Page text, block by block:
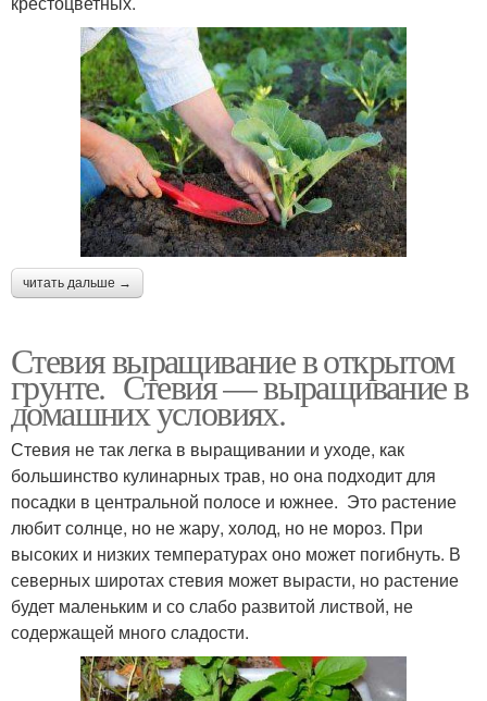
читать дальше →
Стевия выращивание в открытом
грунте. Стевия — выращивание в
домашних условиях.
Стевия не так легка в выращивании и уходе, как
большинство кулинарных трав, но она подходит для
посадки в центральной полосе и южнее. Это растение
любит солнце, но не жару, холод, но не мороз. При
высоких и низких температурах оно может погибнуть. В
северных широтах стевия может вырасти, но растение
будет маленьким и со слабо развитой листвой, не
содержащей много сладости.